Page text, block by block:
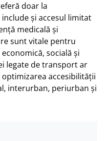
doar la
și accesul limitat
medicală și
sunt vitale pentru
socială și
legate de transport ar
accesibilității
interurban, periurban și